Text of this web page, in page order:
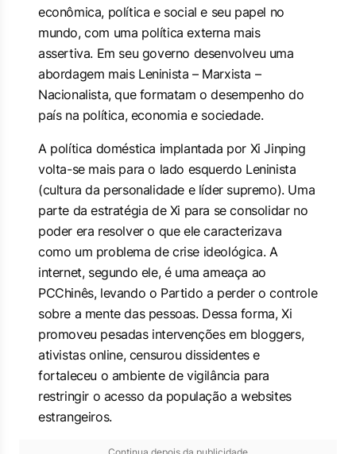
econômica, política e social e seu papel no
mundo, com uma política externa mais
assertiva. Em seu governo desenvolveu uma
abordagem mais Leninista – Marxista –
Nacionalista, que formatam o desempenho do
país na política, economia e sociedade.
A política doméstica implantada por Xi Jinping
volta-se mais para o lado esquerdo Leninista
(cultura da personalidade e líder supremo). Uma
parte da estratégia de Xi para se consolidar no
poder era resolver o que ele caracterizava
como um problema de crise ideológica. A
internet, segundo ele, é uma ameaça ao
PCChinês, levando o Partido a perder o controle
sobre a mente das pessoas. Dessa forma, Xi
promoveu pesadas intervenções em bloggers,
ativistas online, censurou dissidentes e
fortaleceu o ambiente de vigilância para
restringir o acesso da população a websites
estrangeiros.